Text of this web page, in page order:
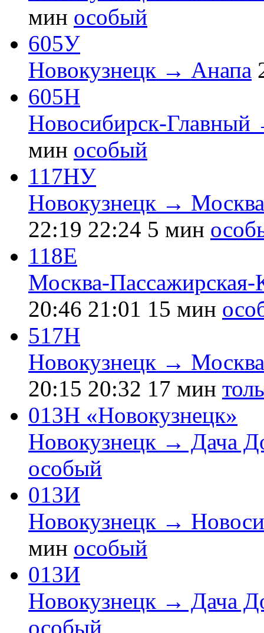
мин особый
605У
Новокузнецк → Анапа
605Н
Новосибирск-Главный
мин особый
117НУ
Новокузнецк →
22:19 22:24 5 мин
118Е
Москва-
20:46 21:01 15 мин
517Н
Новокузнецк →
20:15 20:32 17 мин
013Н «Новокузнецк»
Новокузнецк → Дача
особый
013И
Новокузнецк →
мин особый
013И
Новокузнецк → Дача
особый